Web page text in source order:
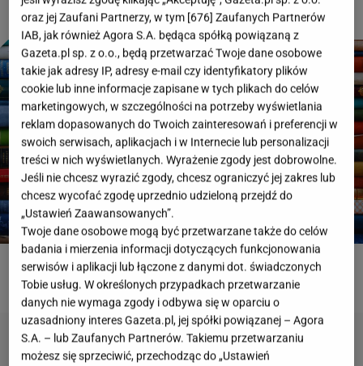
ROZWIĄŻ QUIZ
oraz jej Zaufani Partnerzy, w tym [676] Zaufanych Partnerów
IAB, jak również Agora S.A. będąca spółką powiązaną z
Gazeta.pl sp. z o.o., będą przetwarzać Twoje dane osobowe
takie jak adresy IP, adresy e-mail czy identyfikatory plików
cookie lub inne informacje zapisane w tych plikach do celów
marketingowych, w szczególności na potrzeby wyświetlania
reklam dopasowanych do Twoich zainteresowań i preferencji w
swoich serwisach, aplikacjach i w Internecie lub personalizacji
treści w nich wyświetlanych. Wyrażenie zgody jest dobrowolne.
Jeśli nie chcesz wyrazić zgody, chcesz ograniczyć jej zakres lub
chcesz wycofać zgodę uprzednio udzieloną przejdź do
„Ustawień Zaawansowanych”.
Twoje dane osobowe mogą być przetwarzane także do celów
badania i mierzenia informacji dotyczących funkcjonowania
serwisów i aplikacji lub łączone z danymi dot. świadczonych
Tobie usług. W określonych przypadkach przetwarzanie
danych nie wymaga zgody i odbywa się w oparciu o
uzasadniony interes Gazeta.pl, jej spółki powiązanej – Agora
S.A. – lub Zaufanych Partnerów. Takiemu przetwarzaniu
możesz się sprzeciwić, przechodząc do „Ustawień